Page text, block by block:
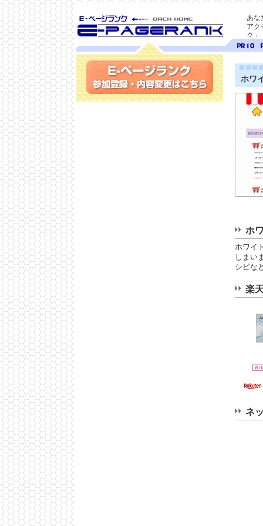
SEO対策に E-ページ
ランク
あな
アク
ク」
ランク
10
9
ホワ
ホ
ホワイ
しまい
シピな
楽
ネ
参加登録(無料)・内容変更